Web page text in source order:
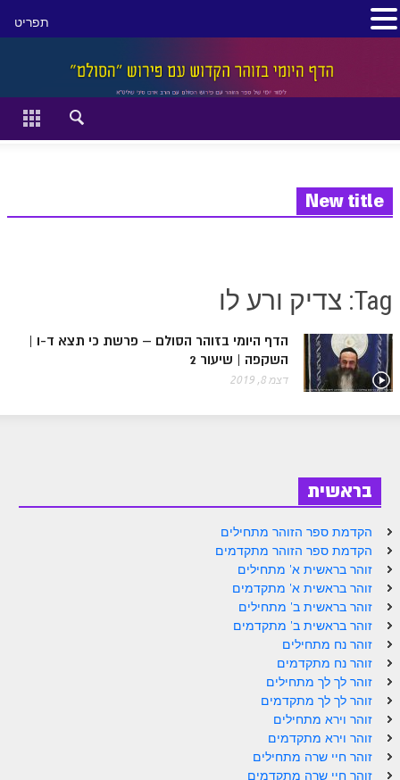
סגור
זוהר מתקדמים
הקדמת ספר הזוהר מתקדמים
ספר הזוהר בראשית
ספר הזוהר בראשית א' מתחילים
ספר הזוהר נח מתחילים
ספר הזוהר נח מתקדמים
ספר הזוהר לך לך מתחילים
ספר הזוהר לך לך מתקדמים
ספר הזוהר וירא מתחילים
ספר הזוהר וירא מתקדמים
ספר הזוהר חיי שרה מתחילים
ספר הזוהר חיי שרה מתקדמים
ספר הזוהר תולדות מתחילים
New title
Tag: צדיק ורע לו
הדף היומי בזוהר הסולם – פרשת כי תצא ד-ו |
השקפה | שיעור 2
דצמ 8, 2019
בראשית
הקדמת ספר הזוהר מתחילים
הקדמת ספר הזוהר מתקדמים
זוהר בראשית א' מתחילים
זוהר בראשית א' מתקדמים
זוהר בראשית ב' מתחילים
זוהר בראשית ב' מתקדמים
זוהר נח מתחילים
זוהר נח מתקדמים
זוהר לך לך מתחילים
זוהר לך לך מתקדמים
זוהר וירא מתחילים
זוהר וירא מתקדמים
זוהר חיי שרה מתחילים
זוהר חיי שרה מתקדמים
תפריט